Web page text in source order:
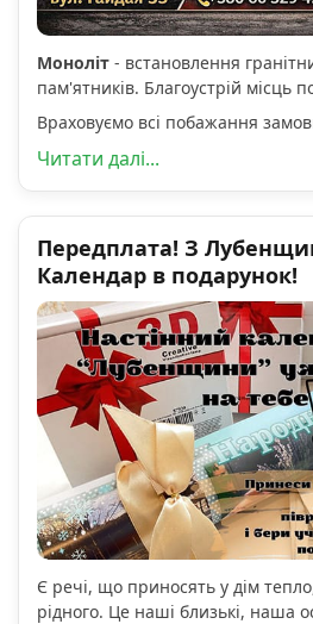
Моноліт - встановлення
пам'ятників. Благоустрій місць
Враховуємо всі побажання
Читати далі...
Передплата! З
Календар в подарунок!
Є речі, що приносять у дім
рідного. Це наші близькі, наша